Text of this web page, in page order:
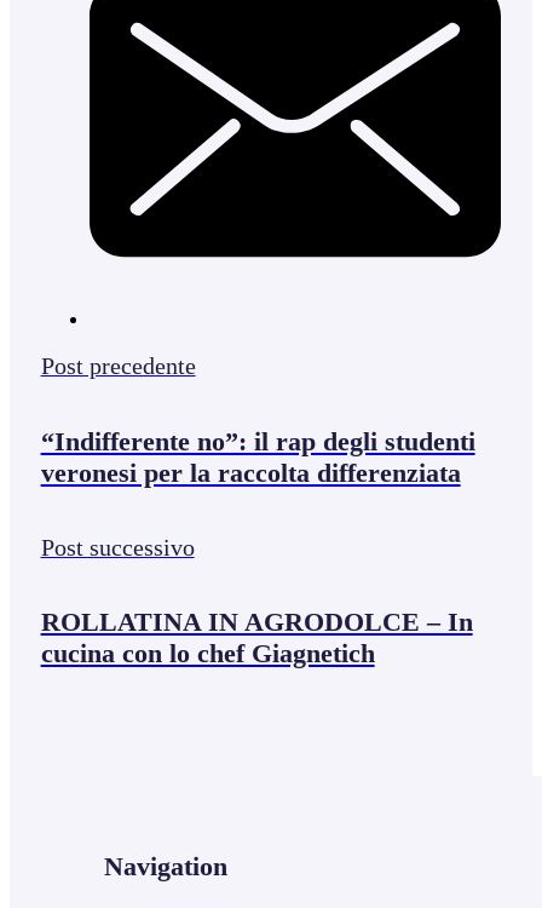
Post precedente
“Indifferente no”: il rap degli studenti
veronesi per la raccolta differenziata
Post successivo
ROLLATINA IN AGRODOLCE – In
cucina con lo chef Giagnetich
Navigation